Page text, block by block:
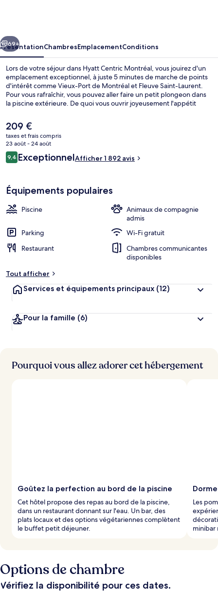
Suivant
69+
PrésentationChambresEmplacementConditions
Lors de votre séjour dans Hyatt Centric Montréal, vous jouirez d'un
emplacement exceptionnel, à juste 5 minutes de marche de points
d'intérêt comme Vieux-Port de Montréal et Fleuve Saint-Laurent.
Pour vous rafraîchir, vous pouvez aller faire un petit plongeon dans
la piscine extérieure. De quoi vous ouvrir joyeusement l'appétit
petit déjeuner, le déjeuner et le dîner. Cet hôtel de style Art déco
abrite en outre une salle de fitness ouverte 24 h/24 et un bar /
salon. Les autres voyageurs adorent la piscine rafraîchissante et le
personnel attentionné. L'hébergement se situe à une très courte
distance à pied des transports publics : Station de métro Champ-
de-Mars se trouve à 7 min et Station de métro Berri-UQAM, à 9 min.
Le
prix
actuel
est
de
209 €
taxes et frais compris
23 août - 24 août
Avis
voyageurs
9,49,4 sur 10
ExceptionnelAfficher 1 892 avis
Équipements populaires
Piscine
Animaux de compagnie
admis
Parking
Wi-Fi gratuit
Restaurant
Chambres communicantes
disponibles
Tout afficher
Services et équipements principaux (12)
Pour la famille (6)
Pourquoi vous allez adorer cet hébergement
Goûtez la perfection au bord de la piscine
Cet hôtel propose des repas au bord de la piscine,
dans un restaurant donnant sur l'eau. Un bar, des
plats locaux et des options végétariennes complètent
le buffet petit déjeuner.
Les
minibar
Options de chambre
Vérifiez la disponibilité pour ces dates.